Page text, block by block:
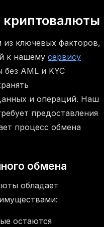
из ключевых факторов,
к нашему сервису
AML и KYC
и операций. Наш
предоставления
процесс обмена
обмена
обладает
остаются